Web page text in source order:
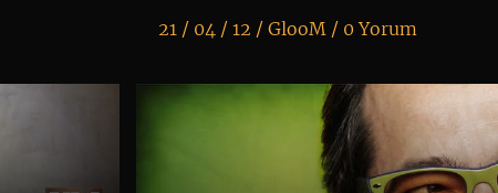
21 / 04 / 12 /GlooM / 0 Yorum